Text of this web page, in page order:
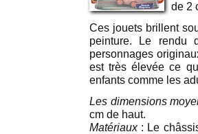
de 2
Ces jouets brillent
peinture. Le rendu
personnages
est très élevée ce
enfants comme les
Les dimensions
cm de haut.
Matériaux: Le